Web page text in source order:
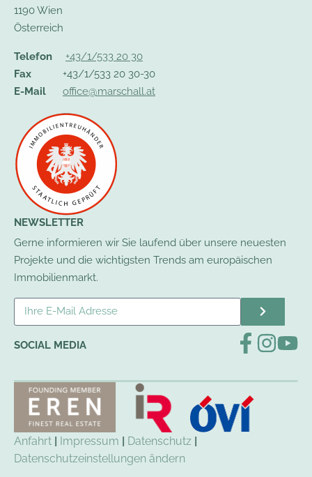
1190 Wien
Österreich
Telefon
+43/1/533 20 30
Fax
+43/1/533 20 30-30
E-Mail
office@marschall.at
NEWSLETTER
Gerne informieren wir Sie laufend über unsere neuesten
Projekte und die wichtigsten Trends am europäischen
Immobilienmarkt.
SOCIAL MEDIA
Anfahrt | Impressum | Datenschutz |
Datenschutzeinstellungen ändern